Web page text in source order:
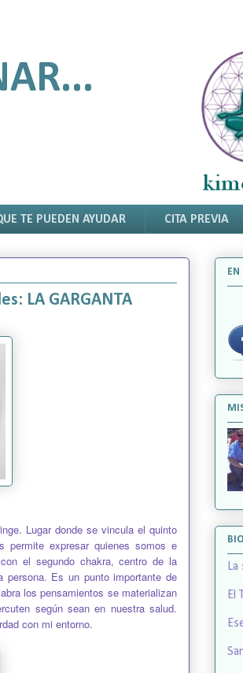
TE PUEDEN AYUDAR CITA PREVIA
LA GARGANTA
Lugar donde se vincula el quinto
permite expresar quienes somos e
el segundo chakra, centro de la
Es un punto importante de
los pensamientos se materializan
según sean en nuestra salud.
con mi entorno.
EN
La
El